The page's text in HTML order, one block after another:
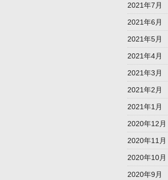
2021年7月
2021年6月
2021年5月
2021年4月
2021年3月
2021年2月
2021年1月
2020年12月
2020年11月
2020年10月
2020年9月